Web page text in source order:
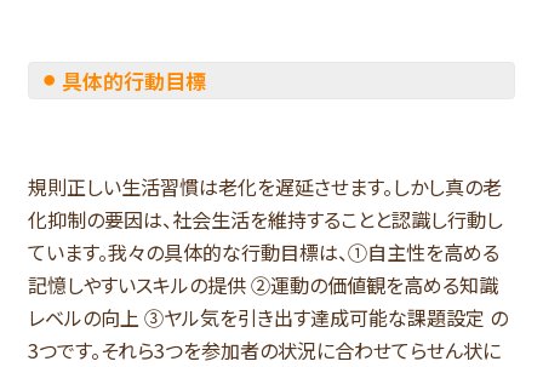
具体的行動目標
規則正しい生活習慣は老化を遅延させます。しかし真の老
化抑制の要因は、社会生活を維持することと認識し行動し
ています。我々の具体的な行動目標は、①自主性を高める
記憶しやすいスキルの提供 ②運動の価値観を高める知識
レベルの向上 ③ヤル気を引き出す達成可能な課題設定 の
3つです。それら3つを参加者の状況に合わせてらせん状に